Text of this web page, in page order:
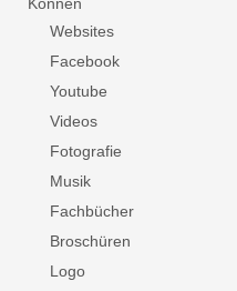
Websites
Facebook
Youtube
Videos
Fotografie
Musik
Fachbücher
Broschüren
Logo